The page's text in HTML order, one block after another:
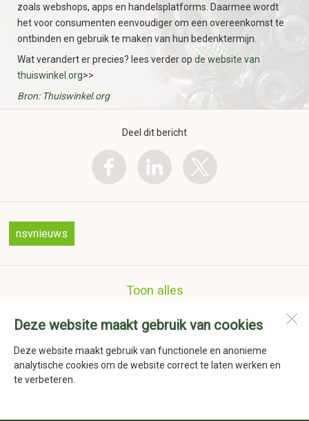
Deze website maakt gebruik van cookies
Deze website maakt gebruik van functionele en anonieme
analytische cookies om de website correct te laten werken en
te verbeteren.
zoals webshops, apps en handelsplatforms. Daarmee wordt
het voor consumenten eenvoudiger om een overeenkomst te
ontbinden en gebruik te maken van hun bedenktermijn.
Wat verandert er precies? lees verder opde website van
thuiswinkel.org>>
Bron: Thuiswinkel.org
Deel dit bericht
nsvnieuws
Toon alles
Havenstraat 41a
1736 KD
Zijdewind